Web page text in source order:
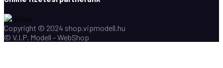
Copyright © 2024 shop.vipmodell.hu
© V.I.P. Modell - WebShop